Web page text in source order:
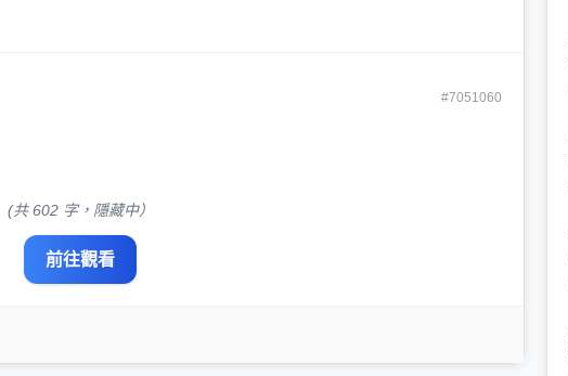
#7051060
(共 602 字，隱藏中）
前往觀看